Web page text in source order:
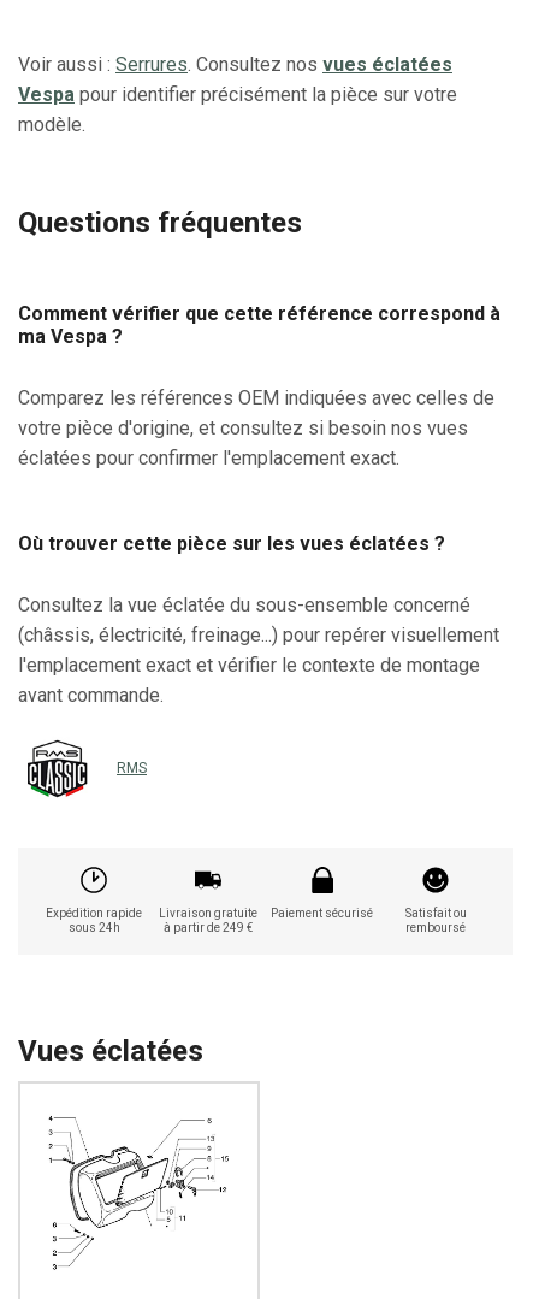
Voir aussi : Serrures. Consultez nos vues éclatées
Vespa pour identifier précisément la pièce sur votre
modèle.
Questions fréquentes
Comment vérifier que cette référence correspond à
ma Vespa ?
Comparez les références OEM indiquées avec celles de
votre pièce d'origine, et consultez si besoin nos vues
éclatées pour confirmer l'emplacement exact.
Où trouver cette pièce sur les vues éclatées ?
Consultez la vue éclatée du sous-ensemble concerné
(châssis, électricité, freinage...) pour repérer visuellement
l'emplacement exact et vérifier le contexte de montage
avant commande.
RMS
Expédition rapide
sous 24h
Livraison gratuite
à partir de 249 €
Paiement sécurisé
Satisfait ou
remboursé
Vues éclatées